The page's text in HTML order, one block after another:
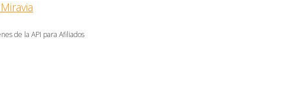
de la API para Afiliados